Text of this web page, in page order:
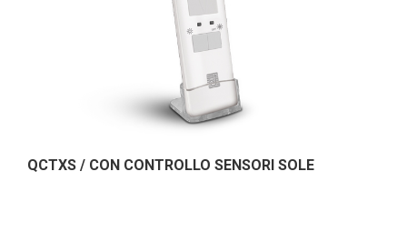
QCTXS / CON CONTROLLO SENSORI SOLE